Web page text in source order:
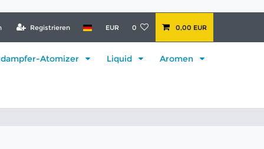
Registrieren EUR 0 0,00 EUR
Atomizer Liquid Aromen